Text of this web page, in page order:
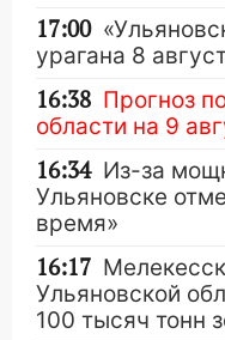
17:00
урагана 8
16:38 Прогноз
области на 9
16:34 Из-за
Ульяновске
время»
16:17
Ульяновской
100 тысяч тонн